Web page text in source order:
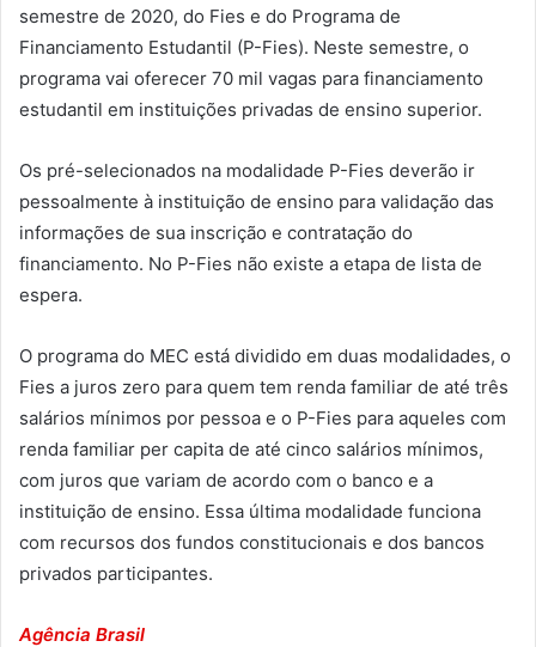
semestre de 2020, do Fies e do Programa de
Financiamento Estudantil (P-Fies). Neste semestre, o
programa vai oferecer 70 mil vagas para financiamento
estudantil em instituições privadas de ensino superior.
Os pré-selecionados na modalidade P-Fies deverão ir
pessoalmente à instituição de ensino para validação das
informações de sua inscrição e contratação do
financiamento. No P-Fies não existe a etapa de lista de
espera.
O programa do MEC está dividido em duas modalidades, o
Fies a juros zero para quem tem renda familiar de até três
salários mínimos por pessoa e o P-Fies para aqueles com
renda familiar per capita de até cinco salários mínimos,
com juros que variam de acordo com o banco e a
instituição de ensino. Essa última modalidade funciona
com recursos dos fundos constitucionais e dos bancos
privados participantes.
Agência Brasil